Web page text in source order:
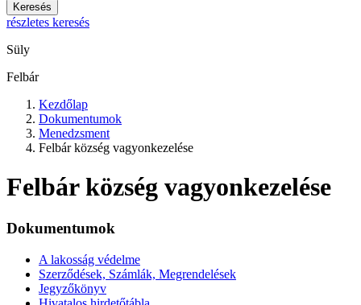
Keresés
részletes keresés
Süly
Felbár
Kezdőlap
Dokumentumok
Menedzsment
Felbár község vagyonkezelése
Felbár község vagyonkezelése
Dokumentumok
A lakosság védelme
Szerződések, Számlák, Megrendelések
Jegyzőkönyv